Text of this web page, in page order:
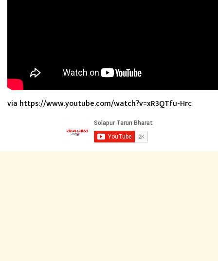
via https://www.youtube.com/watch?v=xR3QTfu-Hrc